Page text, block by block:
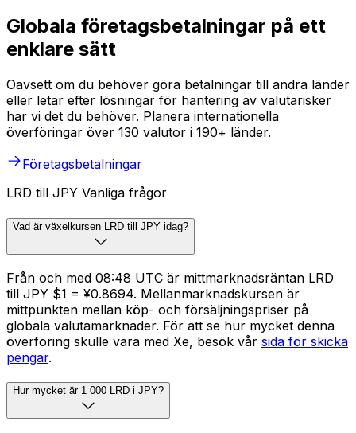
Globala företagsbetalningar på ett
enklare sätt
Oavsett om du behöver göra betalningar till andra länder
eller letar efter lösningar för hantering av valutarisker
har vi det du behöver. Planera internationella
överföringar över 130 valutor i 190+ länder.
Företagsbetalningar
LRD till JPY Vanliga frågor
Vad är växelkursen LRD till JPY idag?
Från och med 08:48 UTC är mittmarknadsräntan LRD
till JPY $1 = ¥0.8694. Mellanmarknadskursen är
mittpunkten mellan köp- och försäljningspriser på
globala valutamarknader. För att se hur mycket denna
överföring skulle vara med Xe, besök vår sida för skicka
pengar.
Hur mycket är 1 000 LRD i JPY?